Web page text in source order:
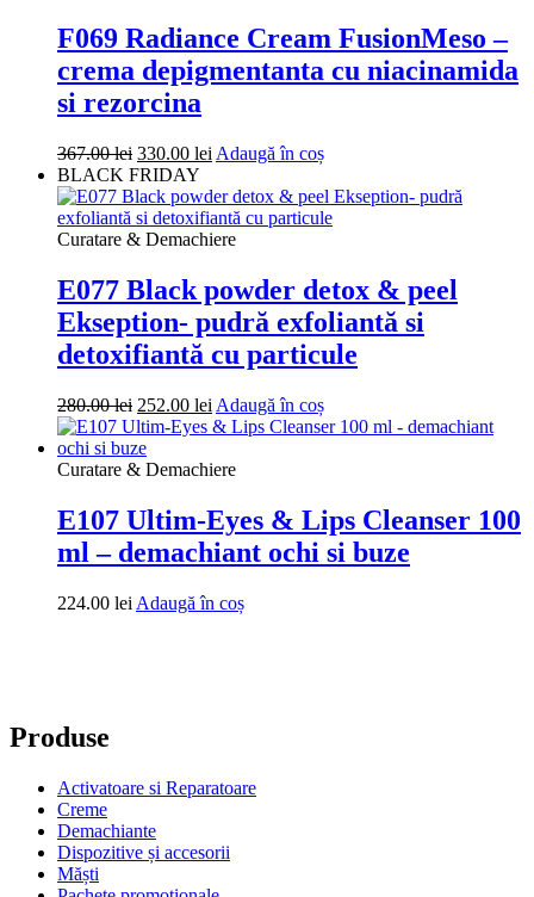
F069 Radiance Cream FusionMeso –
crema depigmentanta cu niacinamida
si rezorcina
367.00lei Prețul
inițial
a
fost:
367.00 lei.
330.00 lei Prețul
este:
330.00 lei.
Adaugă în coș
BLACK FRIDAY
Curatare & Demachiere
E077 Black powder detox & peel
Ekseption- pudră exfoliantă si
detoxifiantă cu particule
280.00lei Prețul
inițial
a
fost:
252.00 lei Prețul
curent
252.00 lei.
Adaugă în coș
Curatare & Demachiere
E107 Ultim-Eyes & Lips Cleanser 100
ml – demachiant ochi si buze
224.00 lei Adaugă în coș
Produse
Activatoare si Reparatoare
Creme
Demachiante
Dispozitive și accesorii
Măști